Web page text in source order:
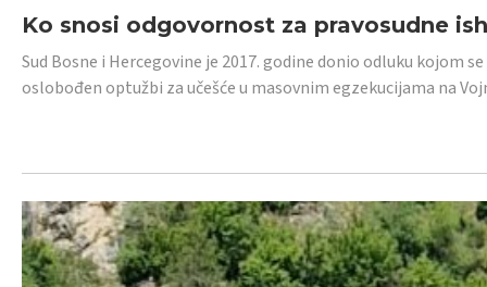
Ko snosi odgovornost za pravosudne
Sud Bosne i Hercegovine je 2017. godine donio odluku kojom
oslobođen optužbi za učešće u masovnim egzekucijama na